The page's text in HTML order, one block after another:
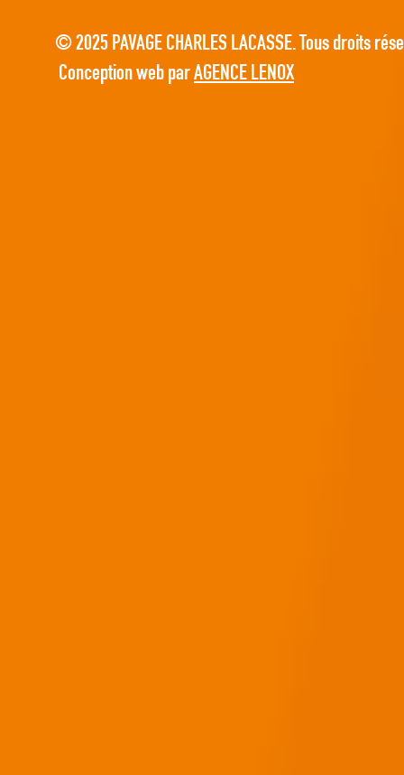
© 2025 PAVAGE CHARLES LACASSE. Tous droits
Conception web parAGENCE LENOX